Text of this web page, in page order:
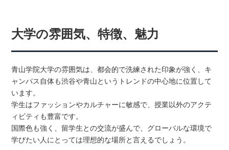
大学の雰囲気、特徴、魅力
青山学院大学の雰囲気は、都会的で洗練された印象が強く、キ
ャンパス自体も渋谷や青山というトレンドの中心地に位置して
います。
学生はファッションやカルチャーに敏感で、授業以外のアクテ
ィビティも豊富です。
国際色も強く、留学生との交流が盛んで、グローバルな環境で
学びたい人にとっては理想的な場所と言えるでしょう。